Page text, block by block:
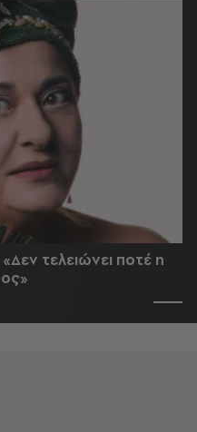
τελειώνει ποτέ η